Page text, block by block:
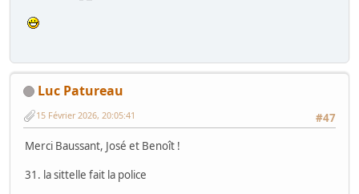
Luc Patureau
#47
15 Février 2026, 20:05:41
Merci Baussant, José et Benoît !
31. la sittelle fait la police